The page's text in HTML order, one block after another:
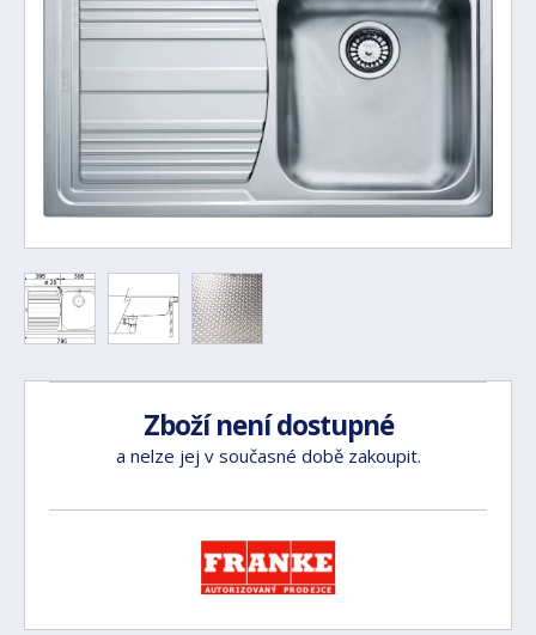
Zboží není dostupné
a nelze jej v současné době zakoupit.